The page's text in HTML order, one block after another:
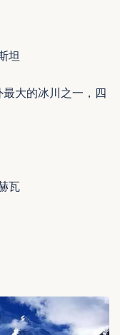
坦
大的冰川之一，四
瓦